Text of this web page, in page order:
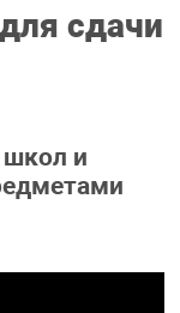
сдачи
и